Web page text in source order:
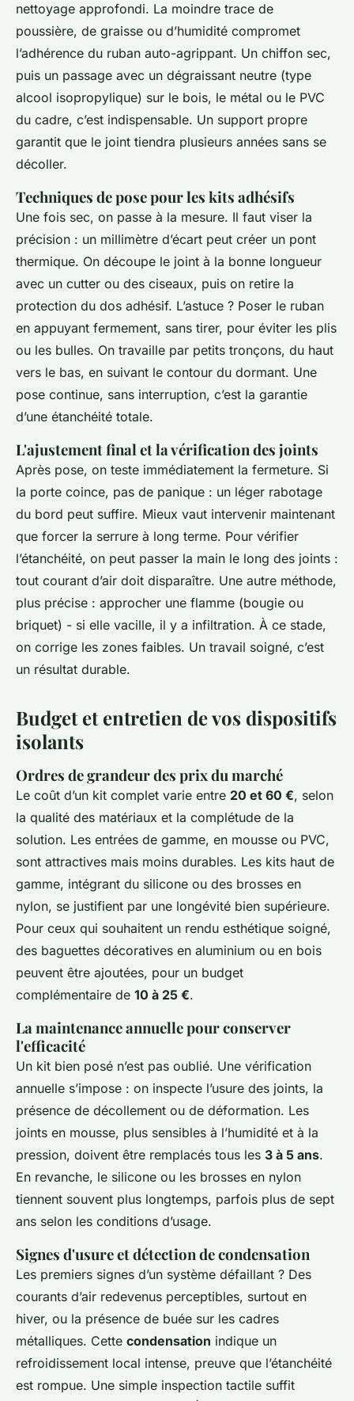
nettoyage approfondi. La moindre trace de
poussière, de graisse ou d’humidité compromet
l’adhérence du ruban auto-agrippant. Un chiffon sec,
puis un passage avec un dégraissant neutre (type
alcool isopropylique) sur le bois, le métal ou le PVC
du cadre, c’est indispensable. Un support propre
garantit que le joint tiendra plusieurs années sans se
décoller.
Techniques de pose pour les kits adhésifs
Une fois sec, on passe à la mesure. Il faut viser la
précision : un millimètre d’écart peut créer un pont
thermique. On découpe le joint à la bonne longueur
avec un cutter ou des ciseaux, puis on retire la
protection du dos adhésif. L’astuce ? Poser le ruban
en appuyant fermement, sans tirer, pour éviter les plis
ou les bulles. On travaille par petits tronçons, du haut
vers le bas, en suivant le contour du dormant. Une
pose continue, sans interruption, c’est la garantie
d’une étanchéité totale.
L'ajustement final et la vérification des joints
Après pose, on teste immédiatement la fermeture. Si
la porte coince, pas de panique : un léger rabotage
du bord peut suffire. Mieux vaut intervenir maintenant
que forcer la serrure à long terme. Pour vérifier
l’étanchéité, on peut passer la main le long des joints :
tout courant d’air doit disparaître. Une autre méthode,
plus précise : approcher une flamme (bougie ou
briquet) - si elle vacille, il y a infiltration. À ce stade,
on corrige les zones faibles. Un travail soigné, c’est
un résultat durable.
Budget et entretien de vos dispositifs
isolants
Ordres de grandeur des prix du marché
Le coût d’un kit complet varie entre 20 et 60 €, selon
la qualité des matériaux et la complétude de la
solution. Les entrées de gamme, en mousse ou PVC,
sont attractives mais moins durables. Les kits haut de
gamme, intégrant du silicone ou des brosses en
nylon, se justifient par une longévité bien supérieure.
Pour ceux qui souhaitent un rendu esthétique soigné,
des baguettes décoratives en aluminium ou en bois
peuvent être ajoutées, pour un budget
complémentaire de 10 à 25 €.
La maintenance annuelle pour conserver
l'efficacité
Un kit bien posé n’est pas oublié. Une vérification
annuelle s’impose : on inspecte l’usure des joints, la
présence de décollement ou de déformation. Les
joints en mousse, plus sensibles à l’humidité et à la
pression, doivent être remplacés tous les 3 à 5 ans.
En revanche, le silicone ou les brosses en nylon
tiennent souvent plus longtemps, parfois plus de sept
ans selon les conditions d’usage.
Signes d'usure et détection de condensation
Les premiers signes d’un système défaillant ? Des
courants d’air redevenus perceptibles, surtout en
hiver, ou la présence de buée sur les cadres
métalliques. Cette condensation indique un
refroidissement local intense, preuve que l’étanchéité
est rompue. Une simple inspection tactile suffit